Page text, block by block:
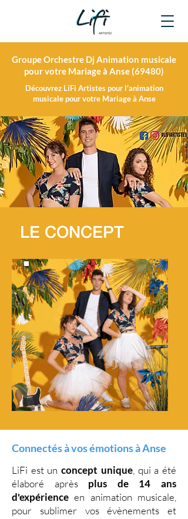
Groupe Orchestre Dj Animation musicale
pour votre Mariage à Anse (69480)
Découvrez LiFi Artistes pour l'animation
musicale pour votre Mariage à Anse
LE CONCEPT
Connectés à vos émotions à Anse
LiFi est unconcept unique, qui a été
élaboré après plus de 14 ans
d'expérience en animation musicale,
pour sublimer vos évènements et